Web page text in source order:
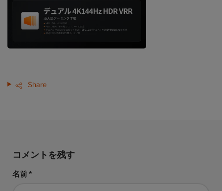
Share
コメントを残す
名前*